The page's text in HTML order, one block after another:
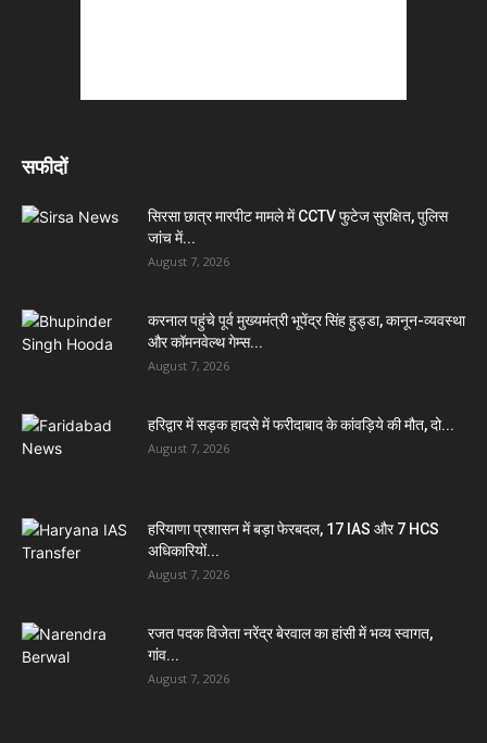
सफीदों
सिरसा छात्र मारपीट मामले में CCTV फुटेज सुरक्षित, पुलिस
जांच में...
August 7, 2026
करनाल पहुंचे पूर्व मुख्यमंत्री भूपेंद्र सिंह हुड्डा, कानून-व्यवस्था
और कॉमनवेल्थ गेम्स...
August 7, 2026
हरिद्वार में सड़क हादसे में फरीदाबाद के कांवड़िये की मौत, दो...
August 7, 2026
हरियाणा प्रशासन में बड़ा फेरबदल, 17 IAS और 7 HCS
अधिकारियों...
August 7, 2026
रजत पदक विजेता नरेंद्र बेरवाल का हांसी में भव्य स्वागत,
गांव...
August 7, 2026